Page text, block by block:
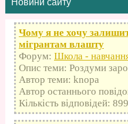
Чому я не хочу
мігрантам влашту
Форум: Школа -
Опис теми: Роздуми
Автор теми: knopa
Автор останнього
Кількість відповідей: 899